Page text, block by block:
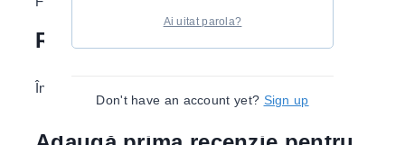
Recenzii
Încă nu s-a înregistrat nicio recenzie.
Ai uitat parola?
Don't have an account yet? Sign up